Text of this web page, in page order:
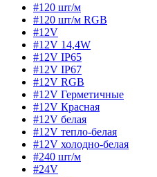
#120 шт/м
#120 шт/м RGB
#12V
#12V 14,4W
#12V IP65
#12V IP67
#12V RGB
#12V Герметичные
#12V Красная
#12V белая
#12V тепло-белая
#12V холодно-белая
#240 шт/м
#24V